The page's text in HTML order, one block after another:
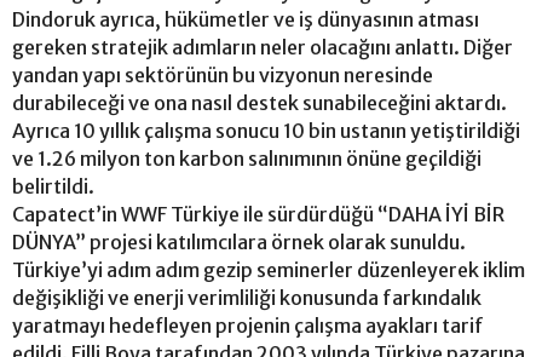
Dindoruk ayrıca, hükümetler ve iş dünyasının atması
gereken stratejik adımların neler olacağını anlattı. Diğer
yandan yapı sektörünün bu vizyonun neresinde
durabileceği ve ona nasıl destek sunabileceğini aktardı.
Ayrıca 10 yıllık çalışma sonucu 10 bin ustanın yetiştirildiği
ve 1.26 milyon ton karbon salınımının önüne geçildiği
belirtildi.
Capatect’in WWF Türkiye ile sürdürdüğü “DAHA İYİ BİR
DÜNYA” projesi katılımcılara örnek olarak sunuldu.
Türkiye’yi adım adım gezip seminerler düzenleyerek iklim
değişikliği ve enerji verimliliği konusunda farkındalık
yaratmayı hedefleyen projenin çalışma ayakları tarif